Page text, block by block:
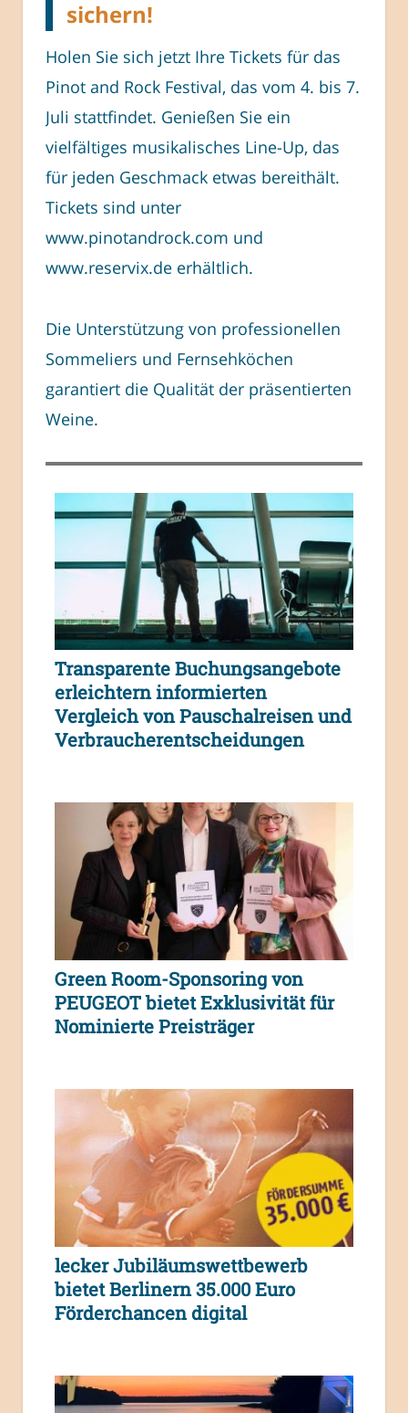
sichern!
Holen Sie sich jetzt Ihre Tickets für das
Pinot and Rock Festival, das vom 4. bis 7.
Juli stattfindet. Genießen Sie ein
vielfältiges musikalisches Line-Up, das
für jeden Geschmack etwas bereithält.
Tickets sind unter
www.pinotandrock.com und
www.reservix.de erhältlich.
Die Unterstützung von professionellen
Sommeliers und Fernsehköchen
garantiert die Qualität der präsentierten
Weine.
Transparente Buchungsangebote
erleichtern informierten
Vergleich von Pauschalreisen und
Verbraucherentscheidungen
Green Room-Sponsoring von
PEUGEOT bietet Exklusivität für
Nominierte Preisträger
lecker Jubiläumswettbewerb
bietet Berlinern 35.000 Euro
Förderchancen digital